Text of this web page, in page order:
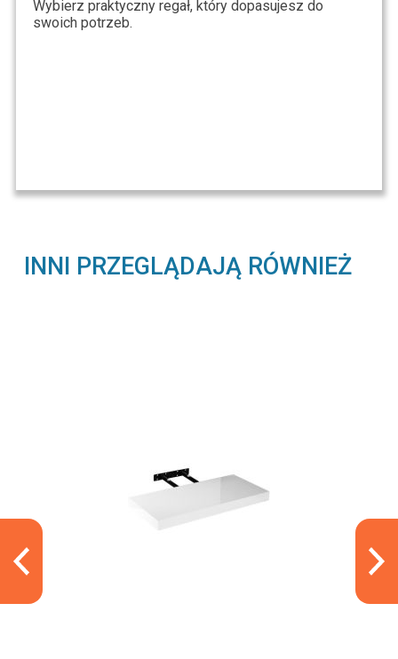
Wybierz praktyczny regał, który dopasujesz do
swoich potrzeb.
INNI PRZEGLĄDAJĄ RÓWNIEŻ